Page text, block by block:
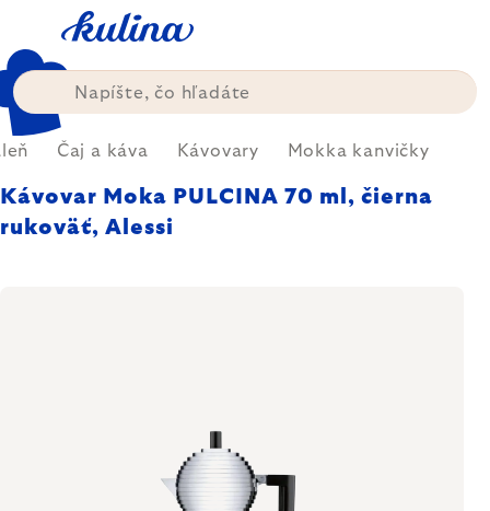
obsah
Čaj a káva Kávovary Mokka kanvičky
Kávovar Moka PULCINA 70 ml, čierna
rukoväť, Alessi